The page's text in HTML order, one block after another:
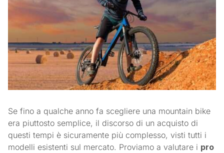
Se fino a qualche anno fa scegliere una mountain bike
era piuttosto semplice, il discorso di un acquisto di
questi tempi è sicuramente più complesso, visti tutti i
modelli esistenti sul mercato. Proviamo a valutare i pro